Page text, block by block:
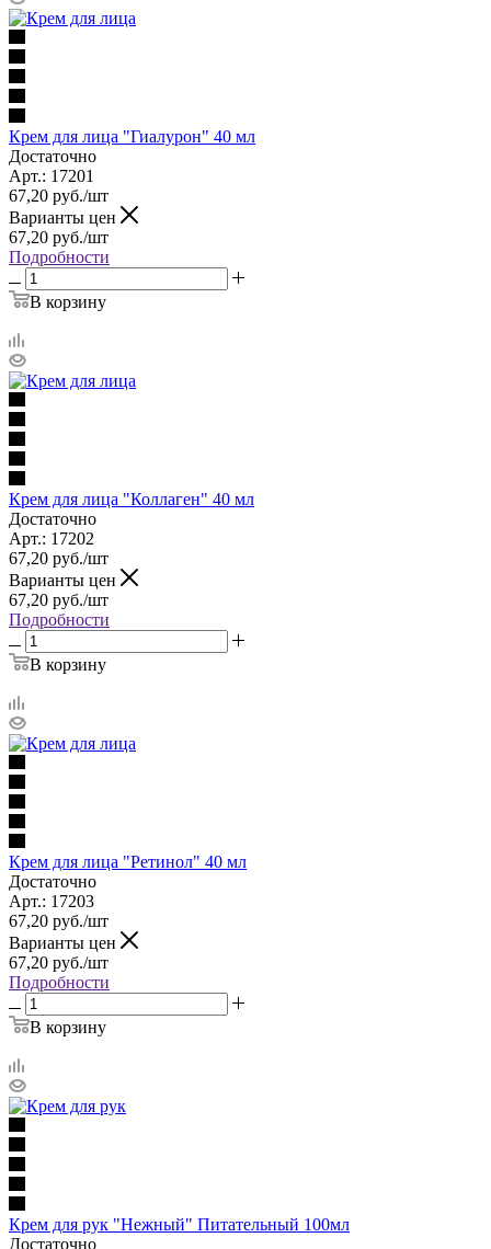
Крем для лица "Гиалурон" 40 мл
Достаточно
Арт.: 17201
67,20 руб./шт
Варианты цен
67,20 руб./шт
Подробности
В корзину
Крем для лица "Коллаген" 40 мл
Достаточно
Арт.: 17202
67,20 руб./шт
Варианты цен
67,20 руб./шт
Подробности
В корзину
Крем для лица "Ретинол" 40 мл
Достаточно
Арт.: 17203
67,20 руб./шт
Варианты цен
67,20 руб./шт
Подробности
В корзину
Крем для рук "Нежный" Питательный 100мл
Достаточно